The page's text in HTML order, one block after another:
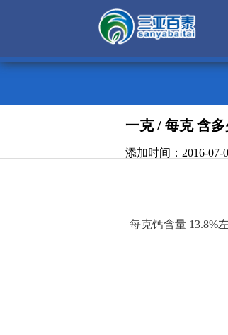
一克 / 每克 含多
添加时间：2016-07-
每克钙含量 13.8%